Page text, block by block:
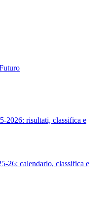
2026: risultati, classifica e
26: calendario, classifica e